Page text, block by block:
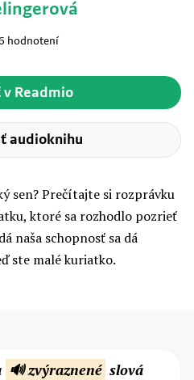
hodnotení
Readmio
audioknihu
sen? Prečítajte si rozprávku
ktoré sa rozhodlo pozrieť
naša schopnosť sa dá
ste malé kuriatko.
🔊 zvýraznené slová